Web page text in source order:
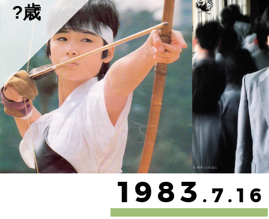
?歳
1983 .7.16